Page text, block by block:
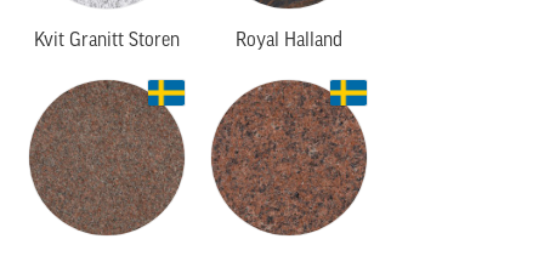
Kvit Granitt Storen Royal Halland